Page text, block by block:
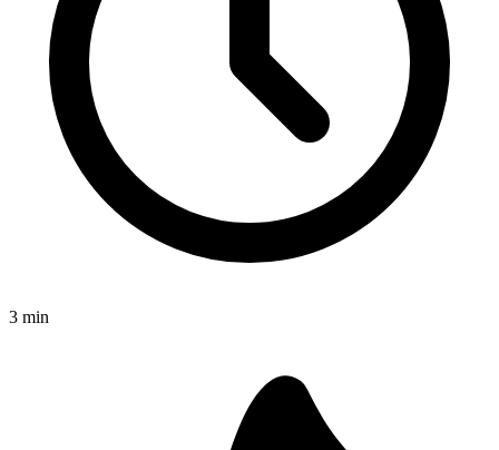
3 min